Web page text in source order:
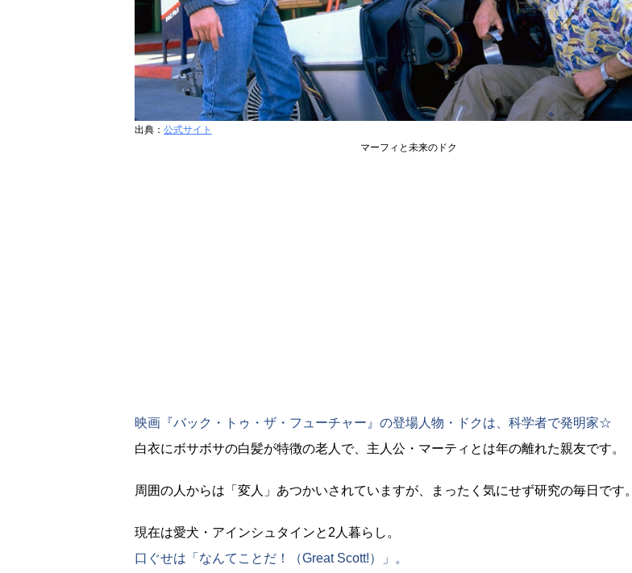
出典： 公式サイト
マーフィと未来のドク
映画『バック・トゥ・ザ・フューチャー』の登場人物・ドクは、科学者で発明家☆
白衣にボサボサの白髪が特徴の老人で、主人公・マーティとは年の離れた親友です。
周囲の人からは「変人」あつかいされていますが、まったく気にせず研究の毎日です。
現在は愛犬・アインシュタインと2人暮らし。
口ぐせは「なんてことだ！（Great Scott!）」。